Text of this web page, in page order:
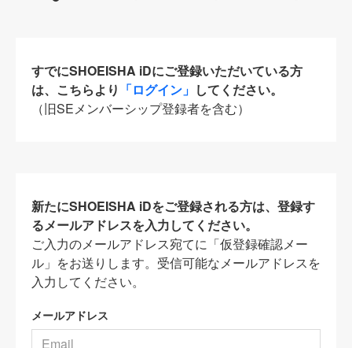
すでにSHOEISHA iDにご登録いただいている方
は、こちらより 「ログイン」 してください。
（旧SEメンバーシップ登録者を含む）
新たにSHOEISHA iDをご登録される方は、登録す
るメールアドレスを入力してください。
ご入力のメールアドレス宛てに「仮登録確認メー
ル」をお送りします。受信可能なメールアドレスを
入力してください。
メールアドレス